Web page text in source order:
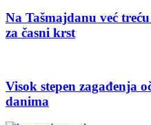
Na Tašmajdanu već
za časni krst
Visok stepen zagađenja
danima